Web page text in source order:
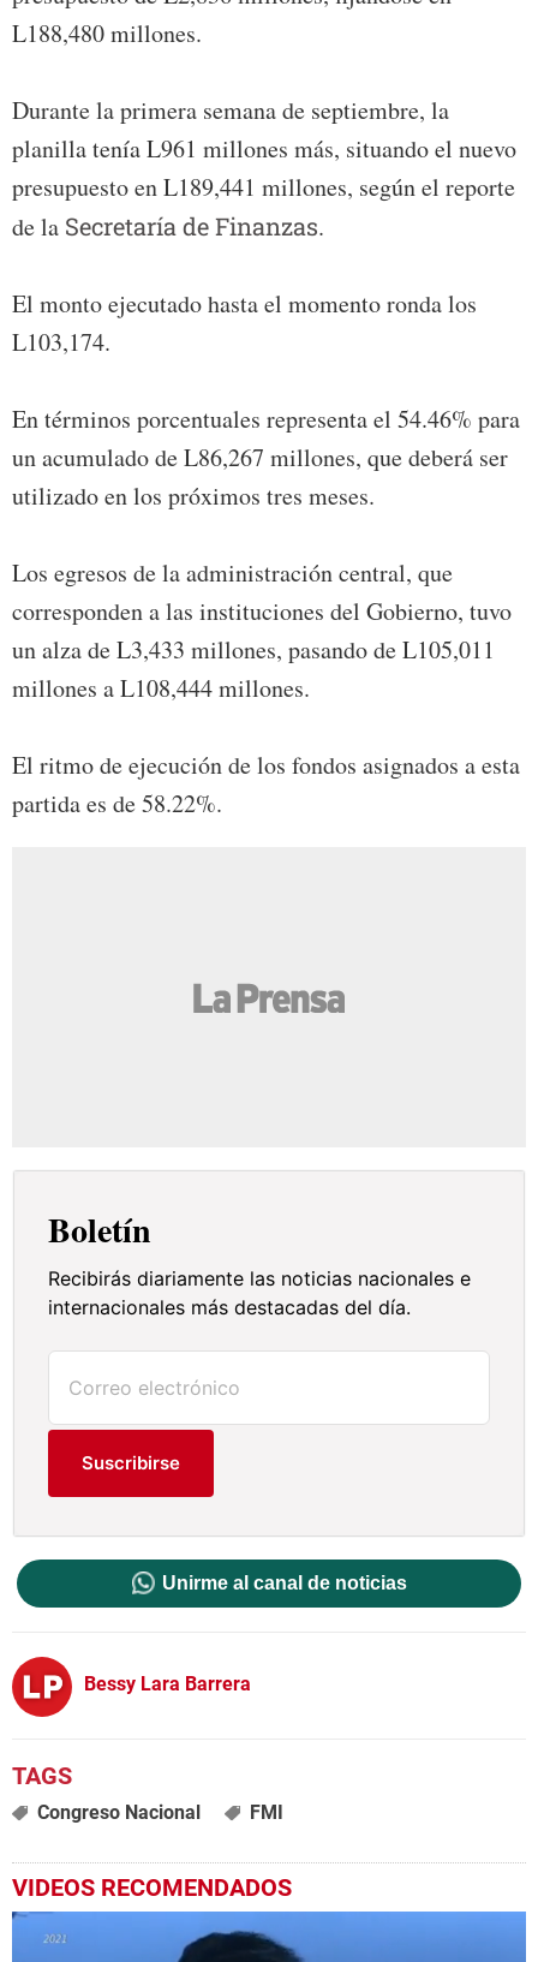
L188,480 millones.
Durante la primera semana de septiembre, la
planilla tenía L961 millones más, situando el nuevo
presupuesto en L189,441 millones, según el reporte
de la Secretaría de Finanzas.
El monto ejecutado hasta el momento ronda los
L103,174.
En términos porcentuales representa el 54.46% para
un acumulado de L86,267 millones, que deberá ser
utilizado en los próximos tres meses.
Los egresos de la administración central, que
corresponden a las instituciones del Gobierno, tuvo
un alza de L3,433 millones, pasando de L105,011
millones a L108,444 millones.
El ritmo de ejecución de los fondos asignados a esta
partida es de 58.22%.
Boletín
Recibirás diariamente las noticias nacionales e
internacionales más destacadas del día.
Suscribirse
Unirme al canal de noticias
Bessy Lara Barrera
Congreso Nacional FMI
VIDEOS RECOMENDADOS